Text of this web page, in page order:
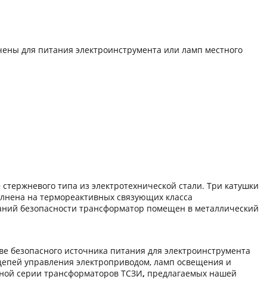
для питания электроинструмента или ламп местного
типа из электротехнической стали. Три катушки
на термореактивных связующих класса
безопасности трансформатор помещен в металлический
безопасного источника питания для электроинструмента
управления электроприводом, ламп освещения и
серии трансформаторов ТСЗИ, предлагаемых нашей